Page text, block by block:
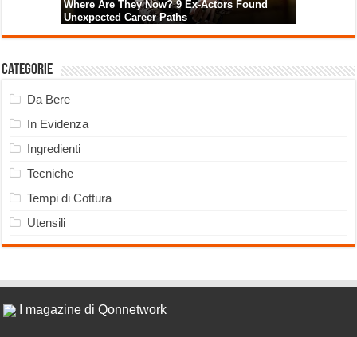
Categorie
Da Bere
In Evidenza
Ingredienti
Tecniche
Tempi di Cottura
Utensili
I magazine di Qonnetwork